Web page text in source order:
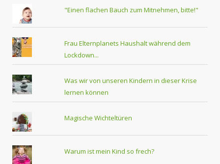
"Einen flachen Bauch zum Mitnehmen, bitte!"
Frau Elternplanets Haushalt während dem
Lockdown...
Was wir von unseren Kindern in dieser Krise
lernen können
Magische Wichteltüren
Warum ist mein Kind so frech?